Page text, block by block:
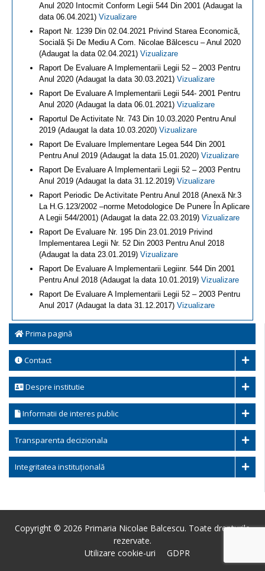
Prima pagină
Contact
Despre institutie
Informatii de interes public
Transparenta decizionala
Integritatea instituțională
Anul 2020 Intocmit Conform Legii 544 Din 2001 (Adaugat la
data 06.04.2021) Vizualizare
Raport Nr. 1239 Din 02.04.2021 Privind Starea Economică,
Socială Și De Mediu A Com. Nicolae Bălcescu – Anul 2020
(Adaugat la data 02.04.2021) Vizualizare
Raport De Evaluare A Implementarii Legii 52 – 2003 Pentru
Anul 2020 (Adaugat la data 30.03.2021) Vizualizare
Raport De Evaluare A Implementarii Legii 544- 2001 Pentru
Anul 2020 (Adaugat la data 06.01.2021) Vizualizare
Raportul De Activitate Nr. 743 Din 10.03.2020 Pentru Anul
2019 (Adaugat la data 10.03.2020) Vizualizare
Raport De Evaluare Implementare Legea 544 Din 2001
Pentru Anul 2019 (Adaugat la data 15.01.2020) Vizualizare
Raport De Evaluare A Implementarii Legii 52 – 2003 Pentru
Anul 2019 (Adaugat la data 31.12.2019) Vizualizare
Raport Periodic De Activitate Pentru Anul 2018 (Anexă Nr.3
La H.G.123/2002 –norme Metodologice De Punere În Aplicare
A Legii 544/2001) (Adaugat la data 22.03.2019) Vizualizare
Raport De Evaluare Nr. 195 Din 23.01.2019 Privind
Implementarea Legii Nr. 52 Din 2003 Pentru Anul 2018
(Adaugat la data 23.01.2019) Vizualizare
Raport De Evaluare A Implementarii Legiinr. 544 Din 2001
Pentru Anul 2018 (Adaugat la data 10.01.2019) Vizualizare
Raport De Evaluare A Implementarii Legii 52 – 2003 Pentru
Anul 2017 (Adaugat la data 31.12.2017) Vizualizare
Copyright © 2026 Primaria Nicolae Balcescu. Toate drepturile
rezervate.
Utilizare cookie-uri
GDPR